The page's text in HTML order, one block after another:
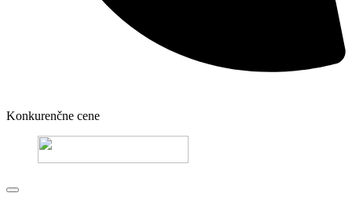
Konkurenčne cene